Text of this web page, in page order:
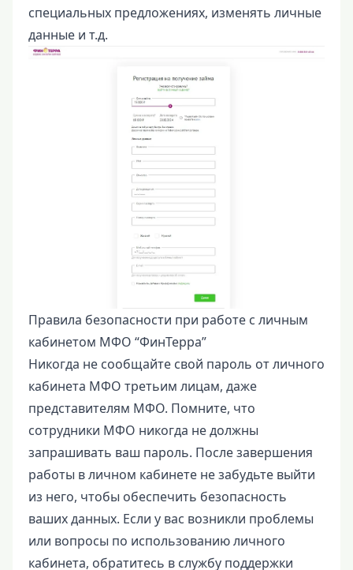
специальных предложениях, изменять личные
данные и т.д.
Правила безопасности при работе с личным
кабинетом МФО “ФинТерра”
Никогда не сообщайте свой пароль от личного
кабинета МФО третьим лицам, даже
представителям МФО. Помните, что
сотрудники МФО никогда не должны
запрашивать ваш пароль. После завершения
работы в личном кабинете не забудьте выйти
из него, чтобы обеспечить безопасность
ваших данных. Если у вас возникли проблемы
или вопросы по использованию личного
кабинета, обратитесь в службу поддержки